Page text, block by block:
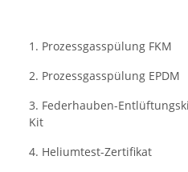
1. Prozessgasspülung FKM
2. Prozessgasspülung EPDM
3. Federhauben-
Kit
4. Heliumtest-Zertifikat